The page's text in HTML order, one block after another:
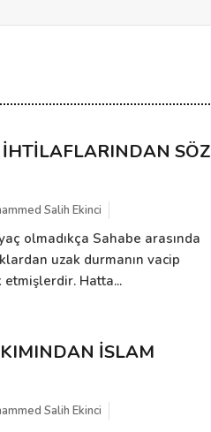
SÖZ
Salih Ekinci
olmadıkça Sahabe arasında
uzak durmanın vacip
Hatta...
İSLAM
Salih Ekinci